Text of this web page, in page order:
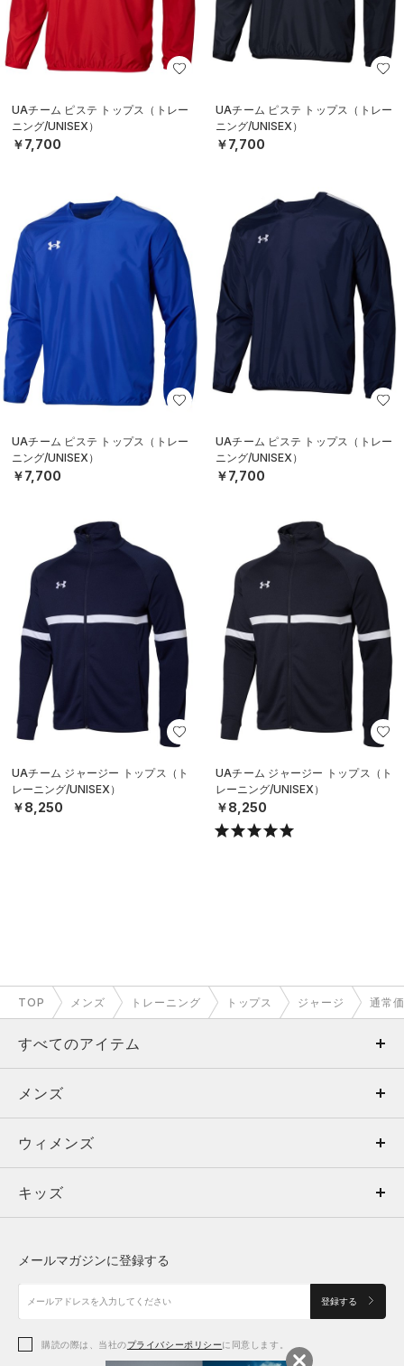
UAチーム ピステ トップス（トレー
ニング/UNISEX）
￥7,700
UAチーム ピステ トップス（トレー
ニング/UNISEX）
￥7,700
UAチーム ピステ トップス（トレー
ニング/UNISEX）
￥7,700
UAチーム ピステ トップス（トレー
ニング/UNISEX）
￥7,700
UAチーム ジャージー トップス（ト
レーニング/UNISEX）
￥8,250
UAチーム ジャージー トップス（ト
レーニング/UNISEX）
￥8,250
TOP メンズ トレーニング トップス ジャージ 通常
すべてのアイテム
メンズ
ウィメンズ
キッズ
アクセサリー
メンズ
トップス
ボトムス
アクセサリー
ウィメンズ
トップス
シューズ
アクセサリー
キッズ
シューズ
メールマガジンに登録する
登録する
購読の際は、当社のプライバシーポリシーに同意します。